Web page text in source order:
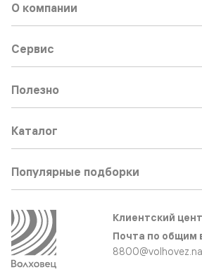
О компании
Сервис
Полезно
Каталог
Популярные подборки
Клиентский
Почта по общим